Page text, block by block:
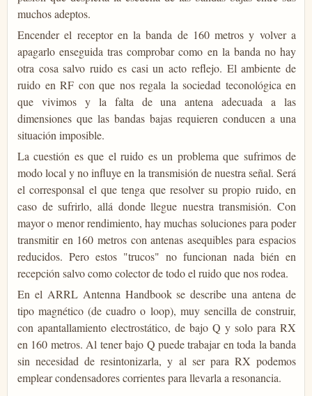
muchos adeptos.
Encender el receptor en la banda de 160 metros y volver a
apagarlo enseguida tras comprobar como en la banda no hay
otra cosa salvo ruido es casi un acto reflejo. El ambiente de
ruido en RF con que nos regala la sociedad teconológica en
que vivimos y la falta de una antena adecuada a las
dimensiones que las bandas bajas requieren conducen a una
situación imposible.
La cuestión es que el ruido es un problema que sufrimos de
modo local y no influye en la transmisión de nuestra señal. Será
el corresponsal el que tenga que resolver su propio ruido, en
caso de sufrirlo, allá donde llegue nuestra transmisión. Con
mayor o menor rendimiento, hay muchas soluciones para poder
transmitir en 160 metros con antenas asequibles para espacios
reducidos. Pero estos "trucos" no funcionan nada bién en
recepción salvo como colector de todo el ruido que nos rodea.
En el ARRL Antenna Handbook se describe una antena de
tipo magnético (de cuadro o loop), muy sencilla de construir,
con apantallamiento electrostático, de bajo Q y solo para RX
en 160 metros. Al tener bajo Q puede trabajar en toda la banda
sin necesidad de resintonizarla, y al ser para RX podemos
emplear condensadores corrientes para llevarla a resonancia.